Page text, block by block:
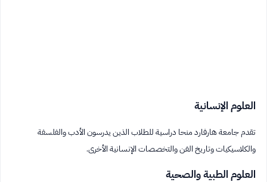
العلوم الإنسانية
تقدم جامعة هارفارد منحا دراسية للطلاب الذين يدرسون الأدب والفلسفة
والكلاسيكيات وتاريخ الفن والتخصصات الإنسانية الأخرى.
العلوم الطبية والصحية